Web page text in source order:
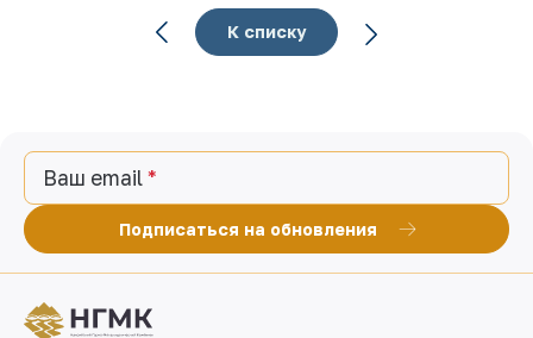
К списку
Ваш email
Подписаться на обновления